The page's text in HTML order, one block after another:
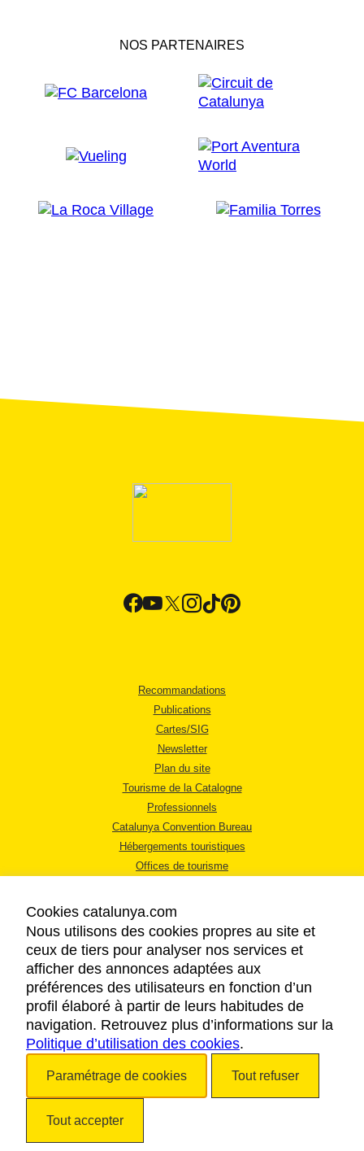
NOS PARTENAIRES
Recommandations
Publications
Cartes/SIG
Newsletter
Plan du site
Tourisme de la Catalogne
Professionnels
Catalunya Convention Bureau
Hébergements touristiques
Offices de tourisme
MENTIONS LÉGALES
RÈGLES DE CONFIDENTIALITÉ
COOKIES
ACCESSIBILITÉ
Cookies catalunya.com
Nous utilisons des cookies propres au site et
ceux de tiers pour analyser nos services et
afficher des annonces adaptées aux
préférences des utilisateurs en fonction d’un
profil élaboré à partir de leurs habitudes de
navigation. Retrouvez plus d’informations sur la
Politique d’utilisation des cookies.
Paramétrage de cookies Tout refuser
Tout accepter